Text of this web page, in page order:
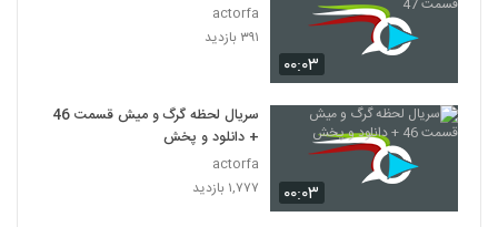
۰۰:۰۳
actorfa
۳۹۱ بازدید
۰۰:۰۳
سریال لحظه گرگ و میش قسمت 46
+ دانلود و پخش
actorfa
۱,۷۷۷ بازدید